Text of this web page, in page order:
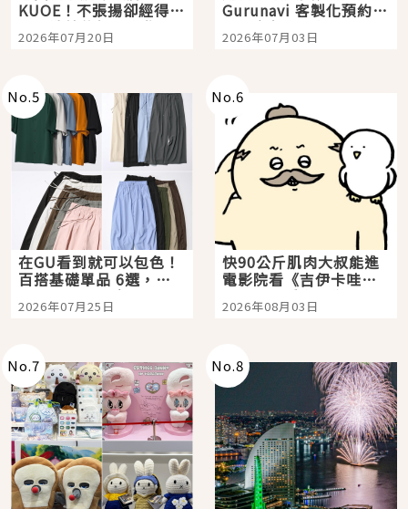
KUOE！不張揚卻經得起
時間洗鍊的經典之作五
選
2026年07月20日
Gurunavi 客製化預約九
大都市餐廳，打造專屬
美食體驗！
2026年07月03日
No.5
在GU看到就可以包色！
百搭基礎單品 6選，閉
眼全收也不心疼
2026年07月25日
No.6
快90公斤肌肉大叔能進
電影院看《吉伊卡哇》
嗎？日本重金屬樂團
「打首」會長與nagano
2026年08月03日
No.7 No.8